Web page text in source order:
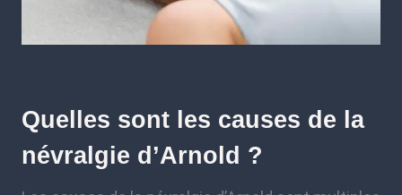
Quelles sont les causes de la
névralgie d’Arnold ?